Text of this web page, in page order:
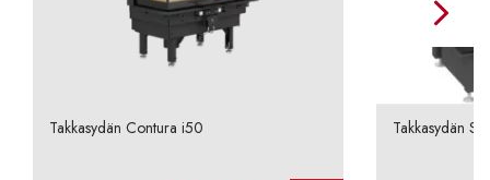
Takkasydän Contura i50 Takkasydän